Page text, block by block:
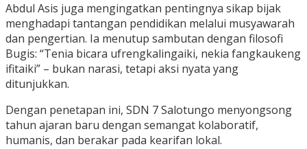
Abdul Asis juga mengingatkan pentingnya sikap bijak
menghadapi tantangan pendidikan melalui musyawarah
dan pengertian. Ia menutup sambutan dengan filosofi
Bugis: “Tenia bicara ufrengkalingaiki, nekia fangkaukeng
ifitaiki” – bukan narasi, tetapi aksi nyata yang
ditunjukkan.
Dengan penetapan ini, SDN 7 Salotungo menyongsong
tahun ajaran baru dengan semangat kolaboratif,
humanis, dan berakar pada kearifan lokal.